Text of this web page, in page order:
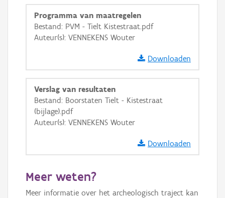
Basis Lagen
Ortho
GRB-Basiskaart
GRB-Basiskaart in grijswaarden
Programma van maatregelen
Bestand: PVM - Tielt Kistestraat.pdf
Auteur(s): VENNEKENS Wouter
Downloaden
Verslag van resultaten
Bestand: Boorstaten Tielt - Kistestraat
(bijlage).pdf
Auteur(s): VENNEKENS Wouter
Downloaden
Meer weten?
Meer informatie over het archeologisch traject kan